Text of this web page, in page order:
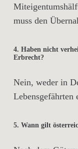
muss den
4. Haben nicht
Erbrecht?
Nein, weder in
Lebensgefährten
5. Wann gilt